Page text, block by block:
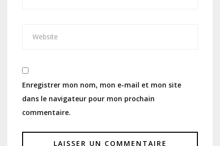
Enregistrer mon nom, mon e-mail et mon site
dans le navigateur pour mon prochain
commentaire.